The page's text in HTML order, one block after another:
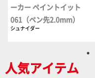
ーカー ペイントイット
061（ペン先2.0mm）
シュナイダー
人気アイテム